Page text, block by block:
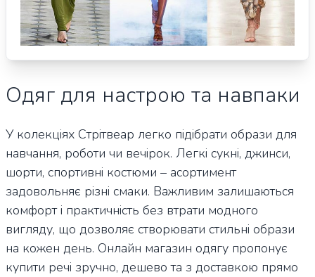
Одяг для настрою та навпаки
У колекціях Стрітвеар легко підібрати образи для
навчання, роботи чи вечірок. Легкі сукні, джинси,
шорти, спортивні костюми – асортимент
задовольняє різні смаки. Важливим залишаються
комфорт і практичність без втрати модного
вигляду, що дозволяє створювати стильні образи
на кожен день. Онлайн магазин одягу пропонує
купити речі зручно, дешево та з доставкою прямо